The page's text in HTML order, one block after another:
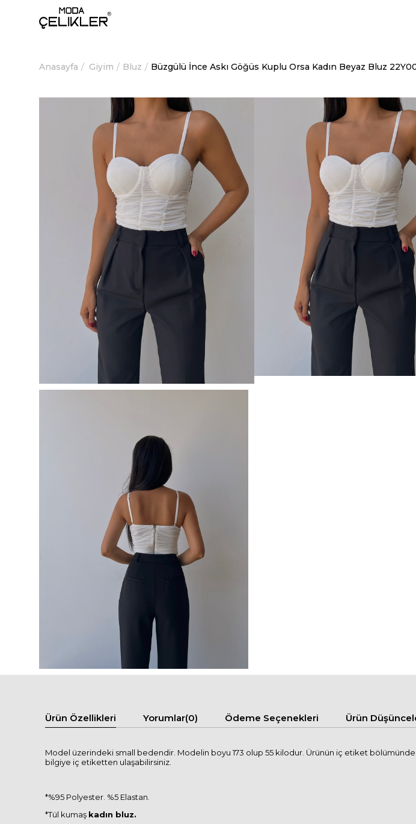
Anasayfa Giyim Bluz Büzgülü İnce Askı Göğüs Kuplu Orsa Kadın Beyaz Bluz
Ürün Özellikleri Yorumlar(0) Ödeme Seçenekleri Ürün
Model üzerindeki small bedendir. Modelin boyu 173 olup 55 kilodur. Ürünün iç etiket
bilgiye iç etiketten ulaşabilirsiniz.
*%95 Polyester. %5 Elastan.
*Tül kumaş kadın bluz.